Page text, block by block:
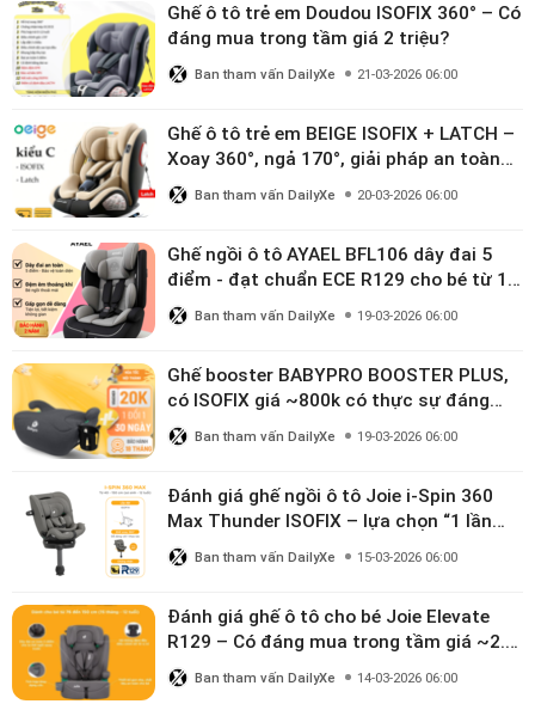
Ghế ô tô trẻ em Doudou ISOFIX 360° – Có
đáng mua trong tầm giá 2 triệu?
Ban tham vấn DailyXe 21-03-2026 06:00
Ghế ô tô trẻ em BEIGE ISOFIX + LATCH –
Xoay 360°, ngả 170°, giải pháp an toàn
linh hoạt cho bé 0–10 tuổi
Ban tham vấn DailyXe 20-03-2026 06:00
Ghế ngồi ô tô AYAEL BFL106 dây đai 5
điểm - đạt chuẩn ECE R129 cho bé từ 1–
10 tuổi
Ban tham vấn DailyXe 19-03-2026 06:00
Ghế booster BABYPRO BOOSTER PLUS,
có ISOFIX giá ~800k có thực sự đáng
mua?
Ban tham vấn DailyXe 19-03-2026 06:00
Đánh giá ghế ngồi ô tô Joie i-Spin 360
Max Thunder ISOFIX – lựa chọn “1 lần
dùng đến 12 năm” có đáng giá gần 9
triệu?
Ban tham vấn DailyXe 15-03-2026 06:00
Đánh giá ghế ô tô cho bé Joie Elevate
R129 – Có đáng mua trong tầm giá ~2.8
triệu?
Ban tham vấn DailyXe 14-03-2026 06:00